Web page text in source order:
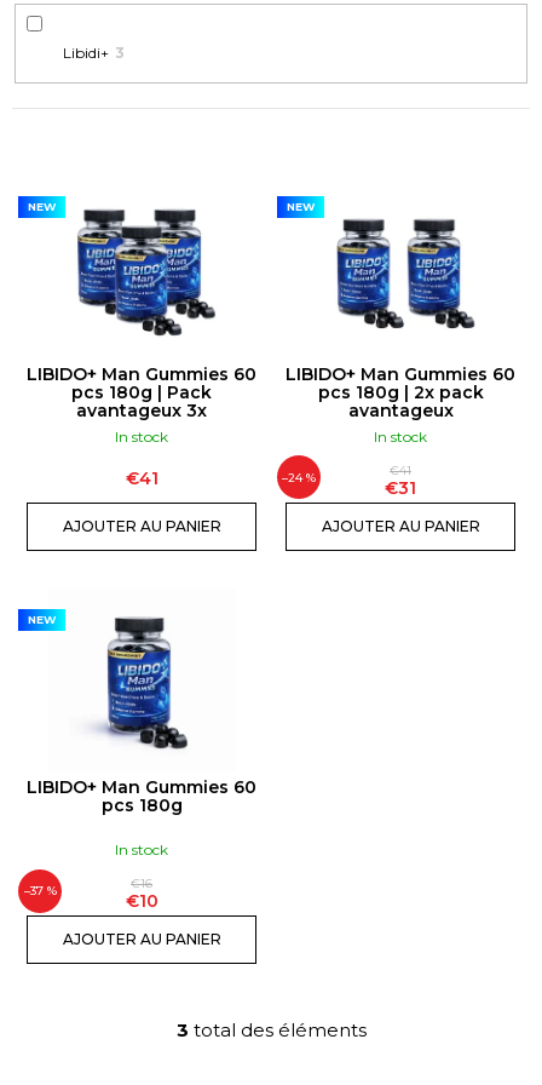
Libidi+ 3
I
E
D
U
T
S
NEW
LIBIDO+ Man Gummies 60
pcs 180g | Pack
avantageux 3x
In stock
€41
AJOUTER AU PANIER
NEW
–24 %
LIBIDO+ Man Gummies 60
pcs 180g | 2x pack
avantageux
In stock
€41
€31
AJOUTER AU PANIER
NEW
–37 %
LIBIDO+ Man Gummies 60
pcs 180g
In stock
€16
€10
AJOUTER AU PANIER
C
3 total des éléments
m
o
n
|
TIMMY
TRUMPET